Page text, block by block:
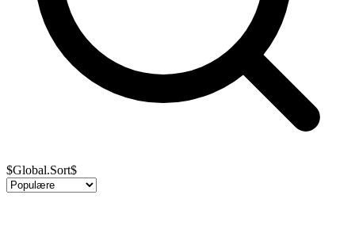
$Global.Sort$